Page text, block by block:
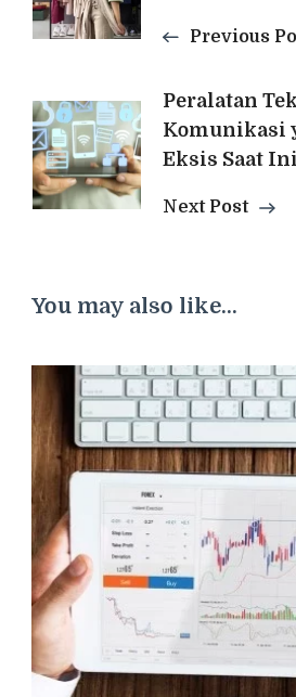
Previous
Peralatan
Komunikasi
Eksis Saat Ini
Next Post
You may also like...